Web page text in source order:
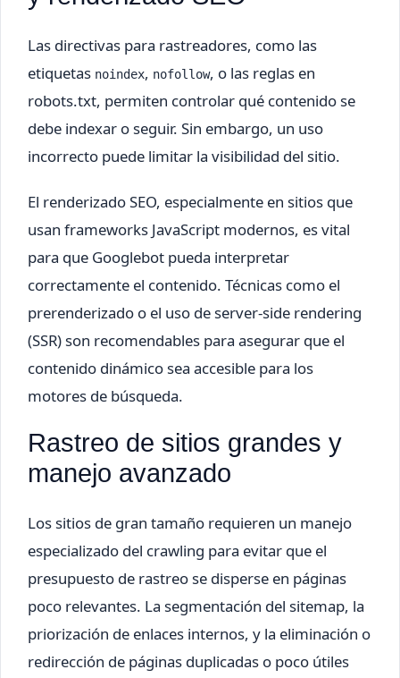
Las directivas para rastreadores, como las
etiquetas noindex, nofollow, o las reglas en
robots.txt, permiten controlar qué contenido se
debe indexar o seguir. Sin embargo, un uso
incorrecto puede limitar la visibilidad del sitio.
El renderizado SEO, especialmente en sitios que
usan frameworks JavaScript modernos, es vital
para que Googlebot pueda interpretar
correctamente el contenido. Técnicas como el
prerenderizado o el uso de server-side rendering
(SSR) son recomendables para asegurar que el
contenido dinámico sea accesible para los
motores de búsqueda.
Rastreo de sitios grandes y
manejo avanzado
Los sitios de gran tamaño requieren un manejo
especializado del crawling para evitar que el
presupuesto de rastreo se disperse en páginas
poco relevantes. La segmentación del sitemap, la
priorización de enlaces internos, y la eliminación o
redirección de páginas duplicadas o poco útiles